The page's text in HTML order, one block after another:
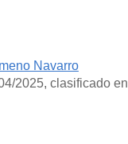
Navarro
2025, clasificado en